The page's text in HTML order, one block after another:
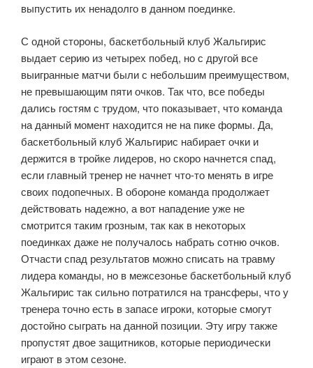
выпустить их ненадолго в данном поединке.
С одной стороны, баскетбольный клуб Жальгирис
выдает серию из четырех побед, но с другой все
выигранные матчи были с небольшим преимуществом,
не превышающим пяти очков. Так что, все победы
дались гостям с трудом, что показывает, что команда
на данный момент находится не на пике формы. Да,
баскетбольный клуб Жальгирис набирает очки и
держится в тройке лидеров, но скоро начнется спад,
если главный тренер не начнет что-то менять в игре
своих подопечных. В обороне команда продолжает
действовать надежно, а вот нападение уже не
смотрится таким грозным, так как в некоторых
поединках даже не получалось набрать сотню очков.
Отчасти спад результатов можно списать на травму
лидера команды, но в межсезонье баскетбольный клуб
Жальгирис так сильно потратился на трансферы, что у
тренера точно есть в запасе игроки, которые смогут
достойно сыграть на данной позиции. Эту игру также
пропустят двое защитников, которые периодически
играют в этом сезоне.